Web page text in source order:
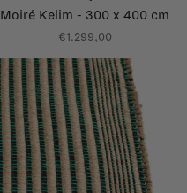
Moiré Kelim - 300 x 400 cm
€1.299,00